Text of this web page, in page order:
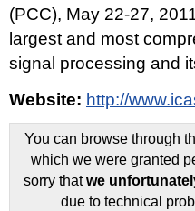
(PCC), May 22-27,
largest and most
signal processing and
Website: http://
You can browse through
which we were granted
sorry thatwe
due to technical